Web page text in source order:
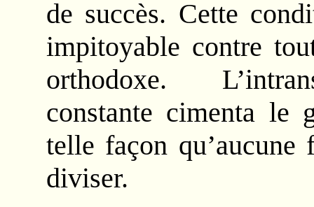
de succès. Cette
impitoyable contre
orthodoxe.
constante cimenta le
telle façon
diviser.